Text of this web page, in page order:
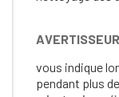
vous indique
pendant plus